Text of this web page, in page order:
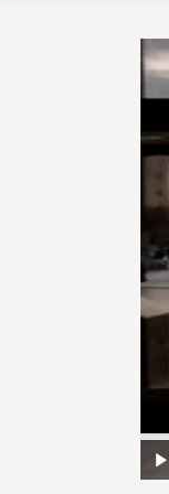
Play
0%